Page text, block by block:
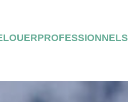
LOUERPROFESSIONNELS